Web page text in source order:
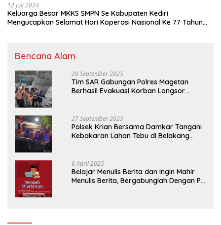
12 Juli 2024
Keluarga Besar MKKS SMPN Se Kabupaten Kediri
Mengucapkan Selamat Hari Koperasi Nasional Ke 77 Tahun
Bencana Alam
29 September 2025
Tim SAR Gabungan Polres Magetan
Berhasil Evakuasi Korban Longsor
27 September 2025
Polsek Krian Bersama Damkar Tangani
Kebakaran Lahan Tebu di Belakang
6 April 2025
Belajar Menulis Berita dan Ingin Mahir
Menulis Berita, Bergabunglah Dengan PT